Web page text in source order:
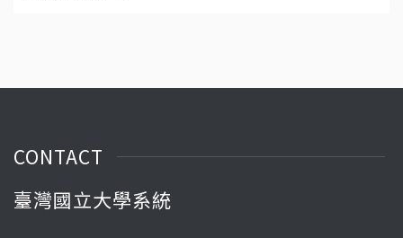
CONTACT
臺灣國立大學系統